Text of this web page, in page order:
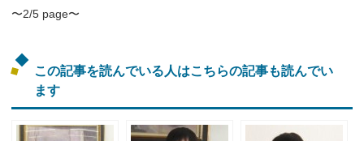
〜2/5 page〜
この記事を読んでいる人はこちらの記事も読んでい
ます